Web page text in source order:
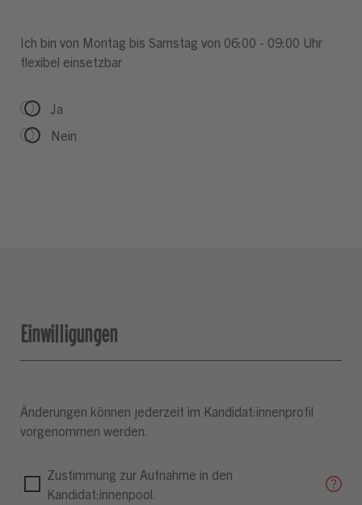
Ich bin von Montag bis Samstag von 06:00 - 09:00 Uhr
flexibel einsetzbar
Ja
Nein
Einwilligungen
Änderungen können jederzeit im Kandidat:innenprofil
vorgenommen werden.
Zustimmung zur Aufnahme in den
Kandidat:innenpool.